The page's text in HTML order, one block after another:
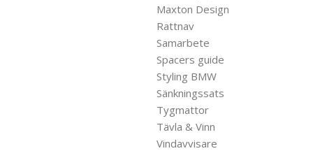
Maxton Design
Rattnav
Samarbete
Spacers guide
Styling BMW
Sänkningssats
Tygmattor
Tävla & Vinn
Vindavvisare